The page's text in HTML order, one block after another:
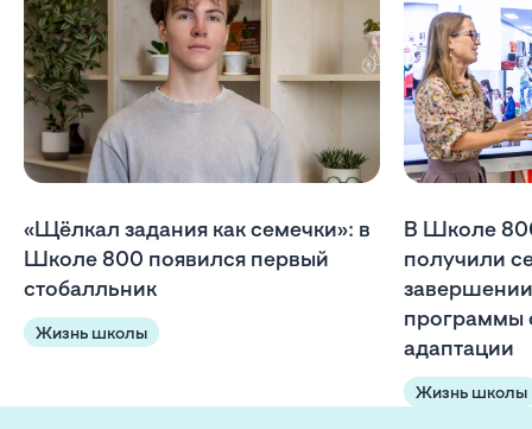
«Щёлкал задания как семечки»: в
Школе 800 появился первый
стобалльник
Жизнь школы
В Школе
получили
программы
адаптации
Жизнь школы